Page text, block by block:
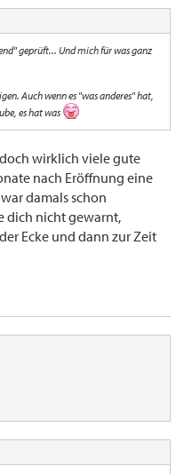
geprüft... Und mich für was ganz
Auch wenn es "was anderes" hat,
es hat was
wirklich viele gute
nach Eröffnung eine
damals schon
dich nicht gewarnt,
Ecke und dann zur Zeit